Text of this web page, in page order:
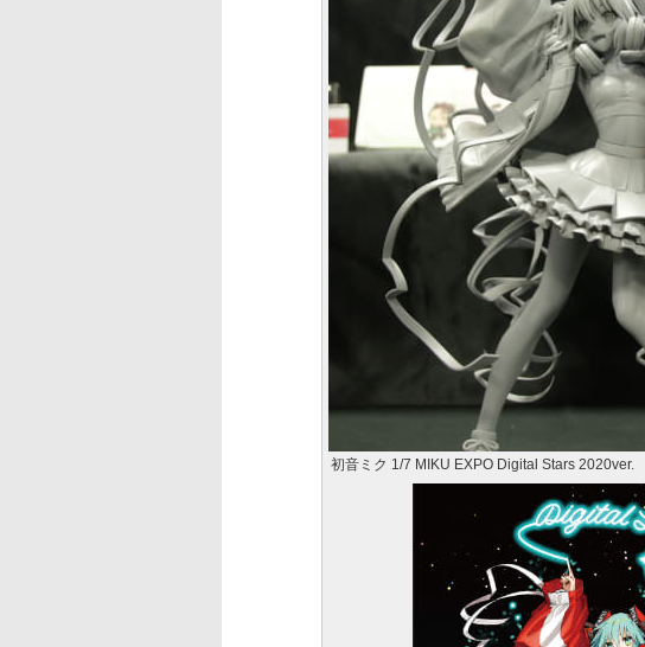
初音ミク 1/7 MIKU EXPO Digital Stars 2020ver.